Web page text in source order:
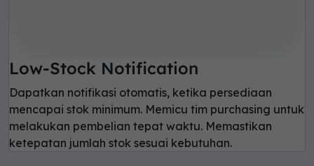
Low-Stock Notification
Dapatkan notifikasi otomatis, ketika persediaan
mencapai stok minimum. Memicu tim purchasing untuk
melakukan pembelian tepat waktu. Memastikan
ketepatan jumlah stok sesuai kebutuhan.